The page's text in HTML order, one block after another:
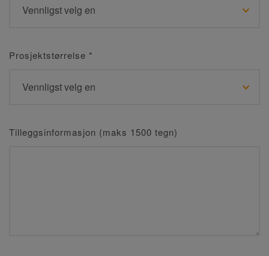
Prosjektstørrelse *
Tilleggsinformasjon (maks 1500 tegn)